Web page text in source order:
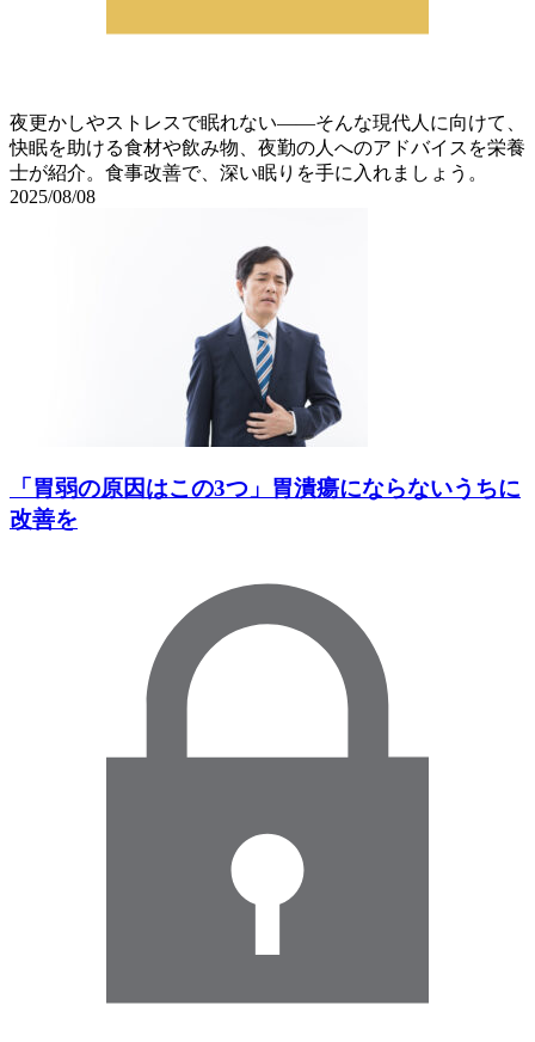
夜更かしやストレスで眠れない――そんな現代人に向けて、
快眠を助ける食材や飲み物、夜勤の人へのアドバイスを栄養
士が紹介。食事改善で、深い眠りを手に入れましょう。
2025/08/08
「胃弱の原因はこの3つ」胃潰瘍にならないうちに
改善を